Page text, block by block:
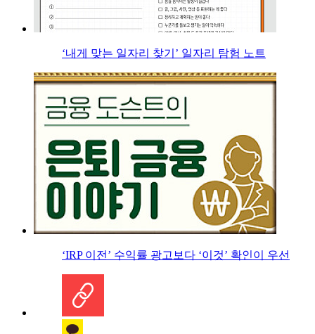
‘내게 맞는 일자리 찾기’ 일자리 탐험 노트
‘IRP 이전’ 수익률 광고보다 ‘이것’ 확인이 우선